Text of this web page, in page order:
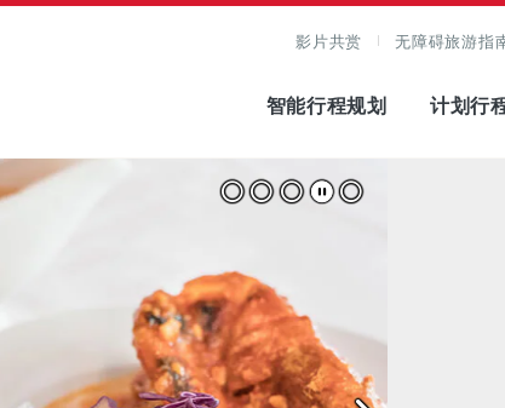
影片共赏 无障碍旅游指
智能行程规划 计划行